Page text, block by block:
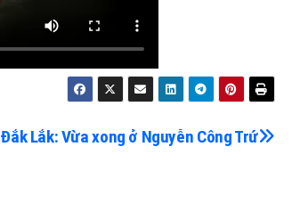
Đắk Lắk: Vừa xong ở Nguyễn Công Trứ